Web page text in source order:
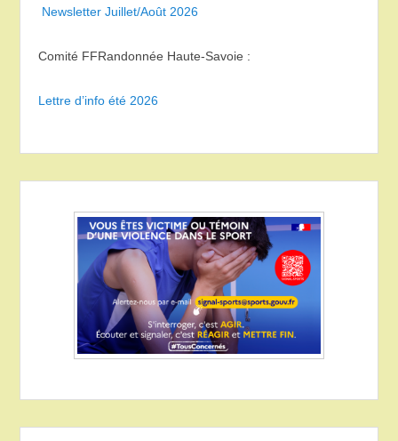
Newsletter Juillet/Août 2026
Comité FFRandonnée Haute-Savoie :
Lettre d’info été 2026